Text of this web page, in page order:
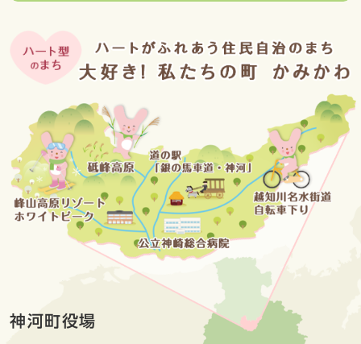
神河町役場